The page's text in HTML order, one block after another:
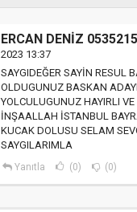
ERCAN DENİZ
2023 13:37
SAYGIDEĞER SAYİN RESUL
OLDUGUNUZ BASKAN
YOLCULUGUNUZ HAYIRLI
İNŞAALLAH İSTANBUL
KUCAK DOLUSU SELAM
SAYGILARIMLA
Yanıtla (0) (0)